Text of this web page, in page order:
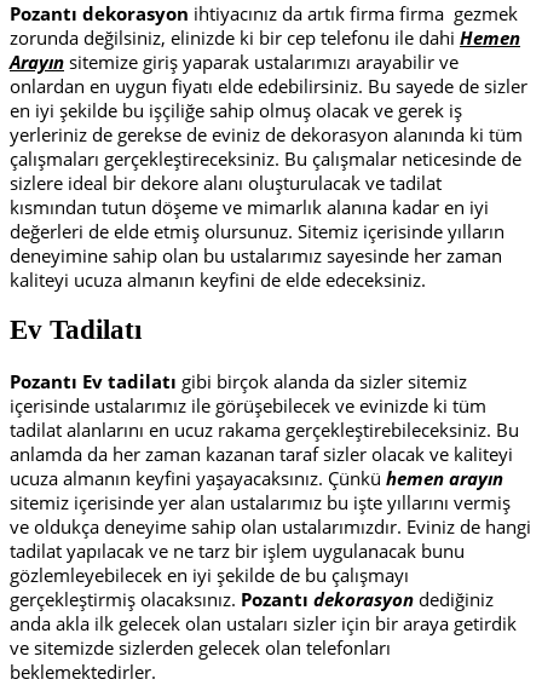
Pozantı dekorasyon ihtiyacınız da artık firma firma gezmek
zorunda değilsiniz, elinizde ki bir cep telefonu ile dahi Hemen
Arayın sitemize giriş yaparak ustalarımızı arayabilir ve
onlardan en uygun fiyatı elde edebilirsiniz. Bu sayede de sizler
en iyi şekilde bu işçiliğe sahip olmuş olacak ve gerek iş
yerleriniz de gerekse de eviniz de dekorasyon alanında ki tüm
çalışmaları gerçekleştireceksiniz. Bu çalışmalar neticesinde de
sizlere ideal bir dekore alanı oluşturulacak ve tadilat
kısmından tutun döşeme ve mimarlık alanına kadar en iyi
değerleri de elde etmiş olursunuz. Sitemiz içerisinde yılların
deneyimine sahip olan bu ustalarımız sayesinde her zaman
kaliteyi ucuza almanın keyfini de elde edeceksiniz.
Ev Tadilatı
Pozantı Ev tadilatı gibi birçok alanda da sizler sitemiz
içerisinde ustalarımız ile görüşebilecek ve evinizde ki tüm
tadilat alanlarını en ucuz rakama gerçekleştirebileceksiniz. Bu
anlamda da her zaman kazanan taraf sizler olacak ve kaliteyi
ucuza almanın keyfini yaşayacaksınız. Çünkü hemen arayın
sitemiz içerisinde yer alan ustalarımız bu işte yıllarını vermiş
ve oldukça deneyime sahip olan ustalarımızdır. Eviniz de hangi
tadilat yapılacak ve ne tarz bir işlem uygulanacak bunu
gözlemleyebilecek en iyi şekilde de bu çalışmayı
gerçekleştirmiş olacaksınız. Pozantı dekorasyon dediğiniz
anda akla ilk gelecek olan ustaları sizler için bir araya getirdik
ve sitemizde sizlerden gelecek olan telefonları
beklemektedirler.